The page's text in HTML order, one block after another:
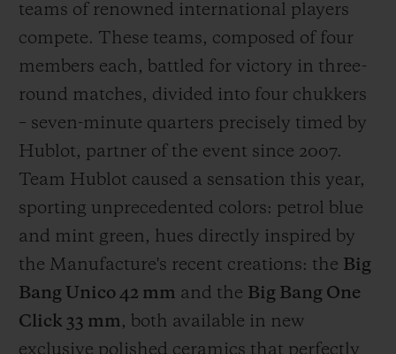
teams of renowned international players
compete. These teams, composed of four
members each, battled for victory in three-
round matches, divided into four chukkers
– seven-minute quarters precisely timed by
Hublot, partner of the event since 2007.
Team Hublot caused a sensation this year,
sporting unprecedented colors: petrol blue
and mint green, hues directly inspired by
the Manufacture's recent creations: the Big
Bang Unico 42 mm and the Big Bang One
Click 33 mm, both available in new
exclusive polished ceramics that perfectly